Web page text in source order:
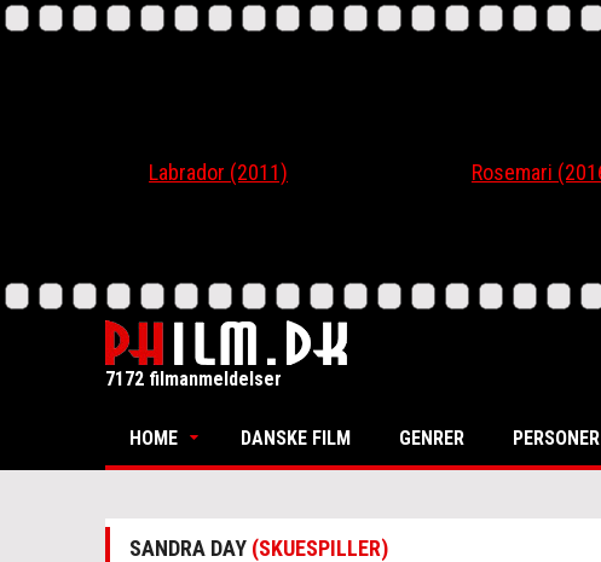
Labrador (2011) Rosemari (2016)
7172 filmanmeldelser
HOME DANSKE FILM GENRER PERSONER
SANDRA DAY (SKUESPILLER)